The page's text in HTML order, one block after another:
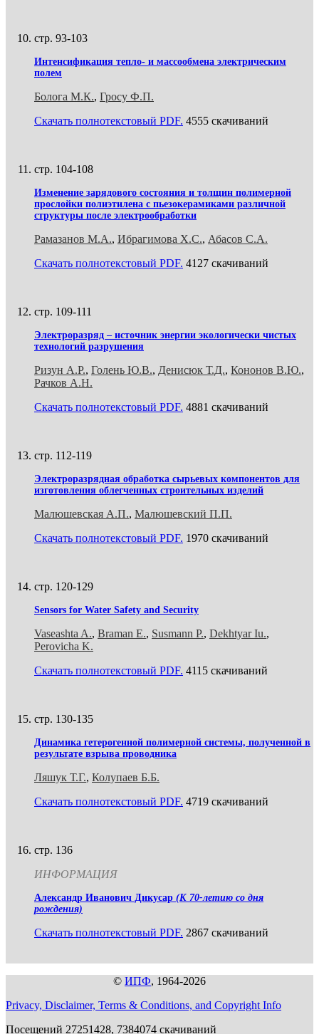
стр. 93-103
Интенсификация тепло- и массообмена электрическим
полем
Болога М.К., Гросу Ф.П.
Скачать полнотекстовый PDF. 4555 скачиваний
стр. 104-108
Изменение зарядового состояния и толщин полимерной
прослойки полиэтилена с пьезокерамиками различной
структуры после электрообработки
Рамазанов М.А., Ибрагимова Х.С., Абасов С.А.
Скачать полнотекстовый PDF. 4127 скачиваний
стр. 109-111
Электроразряд – источник энергии экологически чистых
технологий разрушения
Ризун А.Р., Голень Ю.В., Денисюк Т.Д., Кононов В.Ю.,
Рачков А.Н.
Скачать полнотекстовый PDF. 4881 скачиваний
стр. 112-119
Электроразрядная обработка сырьевых компонентов для
изготовления облегченных строительных изделий
Малюшевская А.П., Малюшевский П.П.
Скачать полнотекстовый PDF. 1970 скачиваний
стр. 120-129
Sensors for Water Safety and Security
Vaseashta A., Braman E., Susmann P., Dekhtyar Iu.,
Perovicha K.
Скачать полнотекстовый PDF. 4115 скачиваний
стр. 130-135
Динамика гетерогенной полимерной системы, полученной в
результате взрыва проводника
Ляшук Т.Г., Колупаев Б.Б.
Скачать полнотекстовый PDF. 4719 скачиваний
стр. 136
ИНФОРМАЦИЯ
Александр Иванович Дикусар (К 70-летию со дня
рождения)
Скачать полнотекстовый PDF. 2867 скачиваний
© ИПФ, 1964-2026
Privacy, Disclaimer, Terms & Conditions, and Copyright Info
Посещений 27251428, 7384074 скачиваний